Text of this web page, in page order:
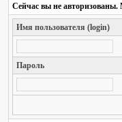
Сейчас вы не авторизованы.
Имя пользователя (login)
Пароль